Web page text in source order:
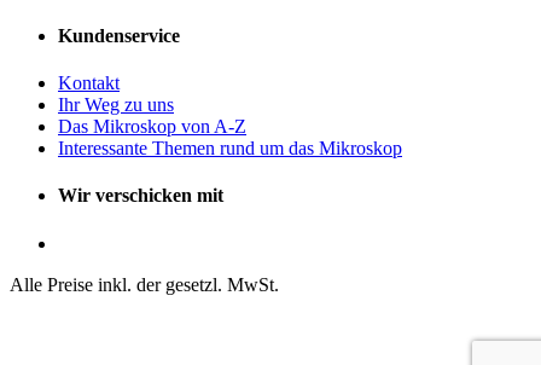
Kundenservice
Kontakt
Ihr Weg zu uns
Das Mikroskop von A-Z
Interessante Themen rund um das Mikroskop
Wir verschicken mit
Alle Preise inkl. der gesetzl. MwSt.